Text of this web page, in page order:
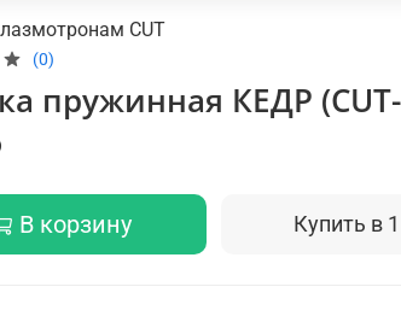
CUT
(0)
пружинная КЕДР
В корзину Купить в